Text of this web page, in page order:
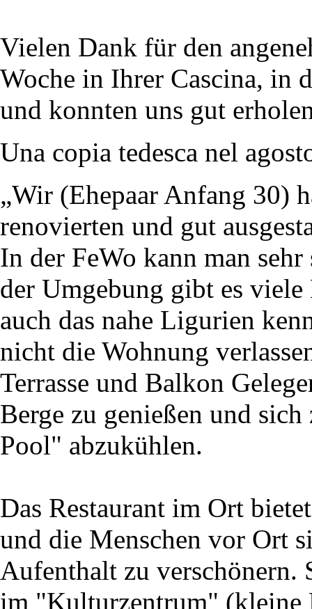
Vielen Dank für den
Woche in Ihrer Cascina, in
und konnten uns gut
Una copia tedesca nel
„Wir (Ehepaar Anfang 30)
renovierten und gut
In der FeWo kann man
der Umgebung gibt es
auch das nahe Ligurien
nicht die Wohnung
Terrasse und Balkon
Berge zu genießen und
Pool" abzukühlen.
Das Restaurant im Ort
und die Menschen vor Ort
Aufenthalt zu verschönern.
im "Kulturzentrum" (kleine